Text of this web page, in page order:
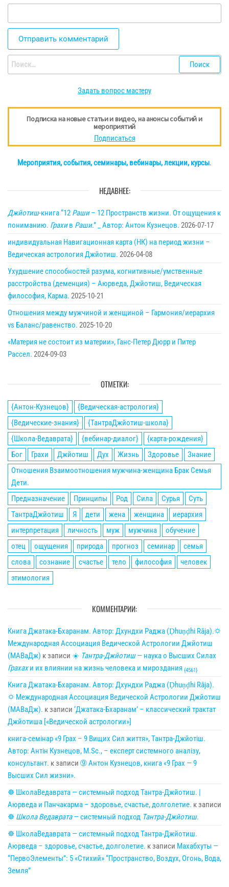
Найти:
Задать вопрос мастеру
Подписка на новые статьи и видео, на анонсы событий и
мероприятий
Подписаться
Мероприятия, события, семинары, вебинары, лекции, курсы.
НЕДАВНЕЕ:
Джйотиш-книга “12 Раши– 12 Пространств жизни. От ощущения к
пониманию. Грахив Раши.” _ Автор: Антон Кузнецов. 2026-07-17
индивидуальная Навигационная карта (НК) на период жизни –
Ведическая астрология Джйотиш. 2026-04-08
Ухудшение способностей разума, когнитивные/умственные
расстройства (деменция) – Аюрведа, Джйотиш, Ведическая
философия, Карма. 2025-10-21
Отношения между мужчиной и женщиной – Гармония/иерархия
vs Баланс/равенство. 2025-10-20
«Материя не состоит из материи», Ганс-Петер Дюрр и Питер
Рассел. 2024-09-03
ОТМЕТКИ:
{Антон-Кузнецов}
{Ведическая-астрология}
{Ведические-знания}
{ТантраДжйотиш-школа}
{Школа-Ведаврата}
{вебинар-диалог}
{карта-рождения}
Бог
Грахи Джйотиш Дух Жизнь Здоровье
Знание
Отношения Взаимоотношения мужчина-женщина Брак Семья
Дети.
Предназначение
Принципы Род Сила Сурья
Суть
ТантраДжйотиш
Я дети жена женщина
иерархия
интерпретация
личность муж мужчина
обучение
отец
ощущения природа прогноз семинар
семья
слова
сознание счастье тело философия
человек
этимология
КОММЕНТАРИИ:
Книга Джатака-Бхаранам. Автор: Дхундхи Раджа (Ḍhuṇḍhi Rāja).🌣
Международная Ассоциация Ведической Астрологии Джйотиш
(МАВаДж) к записи ☀ Тантра-Джйотиш— наука о Высших Силах
Грахахи их влиянии на жизнь человека и мироздания {4561}
Книга Джатака-Бхаранам. Автор: Дхундхи Раджа (Ḍhuṇḍhi Rāja).
🌣 Международная Ассоциация Ведической Астрологии Джйотиш
(МАВаДж). к записи ‘Джатака-Бхаранам’ – классический трактат
Джйотиша [«Ведической астрологии»]
книга-семінар «9 Грах – 9 Вищих Сил життя», Тантра-Джйотіш.
Автор: Антін Кузнецов, M.Sc., – експерт системного аналізу,
консультант. к записи ➈ Антон Кузнецов, книга «9 Грах — 9
Высших Сил жизни».
☸ ШколаВедаврата — системный подход Тантра-Джйотиш. |
Аюрведа и Панчакарма – здоровье, счастье, долголетие. к записи
☸ Школа Ведаврата— системный подход Тантра-Джйотиш.
☸ ШколаВедаврата — системный подход Тантра-Джйотиш.
Аюрведа – здоровье, счастье, долголетие. к записи Махабхуты —
“ПервоЭлементы”: 5 «Стихий» “Пространство, Воздух, Огонь, Вода,
Земля”